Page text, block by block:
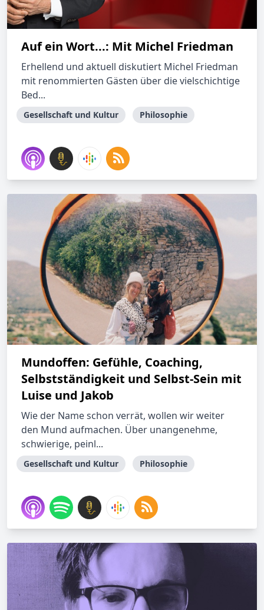
Auf ein Wort...: Mit Michel Friedman
Erhellend und aktuell diskutiert Michel Friedman
mit renommierten Gästen über die vielschichtige
Bed...
Gesellschaft und Kultur Philosophie
Mundoffen: Gefühle, Coaching,
Selbstständigkeit und Selbst-Sein mit
Luise und Jakob
Wie der Name schon verrät, wollen wir weiter
den Mund aufmachen. Über unangenehme,
schwierige, peinl...
Gesellschaft und Kultur Philosophie